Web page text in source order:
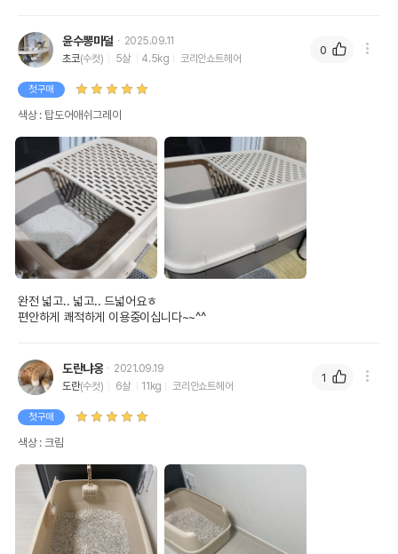
윤수뽕마덜
2025.09.11
초코(수컷) 5살 4.5kg 코리안쇼트헤어
첫구매
색상 : 탑도어애쉬그레이
완전 넓고.. 넓고.. 드넓어요ㅎ
편안하게 쾌적하게 이용중이십니다~~^^
0
도란냐옹
2021.09.19
도란(수컷) 6살 11kg 코리안쇼트헤어
첫구매
색상 : 크림
1